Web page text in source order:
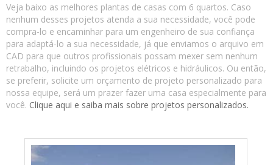
Veja baixo as melhores plantas de casas com 6 quartos. Caso
nenhum desses projetos atenda a sua necessidade, você pode
compra-lo e encaminhar para um engenheiro de sua confiança
para adaptá-lo a sua necessidade, já que enviamos o arquivo em
CAD para que outros profissionais possam mexer sem nenhum
retrabalho, incluindo os projetos elétricos e hidráulicos. Ou então,
se preferir, solicite um orçamento de projeto personalizado para
nossa equipe, será um prazer fazer uma casa especialmente para
você. Clique aqui e saiba mais sobre projetos personalizados.